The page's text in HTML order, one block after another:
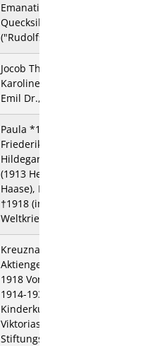
Emanation in einem alten
Quecksilberstollen
("Rudolfstollen").
Jocob Theresie Friederike
Karoline *8.5.1869 (Jacob
Emil Dr., Späth Auguste)
Paula *1893 †1911,
Friederike Karoline
Hildegard *1895 †1983
(1913 Heirat mit Heinrich
Haase), Hermann *1897
†1918 (im Ersten
Weltkrieg verschollen)
Kreuznacher Solbäder
Aktiengesellschaft (1903-
1918 Vorstandsmitglied,
1914-1936 Aufsichtsrat);
Kinderkurklinik
Viktoriastift (1914-1939
Stiftungsratsmitglied);